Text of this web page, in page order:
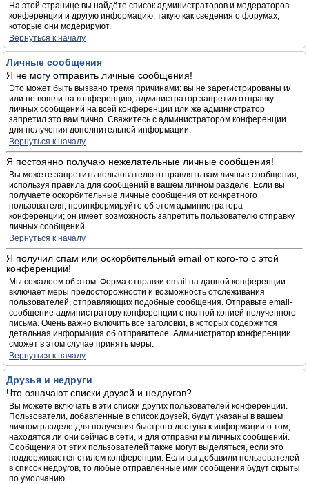
На этой странице вы найдёте список администраторов и модераторов
конференции и другую информацию, такую как сведения о форумах,
которые они модерируют.
Вернуться к началу
Личные сообщения
Я не могу отправить личные сообщения!
Это может быть вызвано тремя причинами: вы не зарегистрированы и/
или не вошли на конференцию, администратор запретил отправку
личных сообщений на всей конференции или же администратор
запретил это вам лично. Свяжитесь с администратором конференции
для получения дополнительной информации.
Вернуться к началу
Я постоянно получаю нежелательные личные сообщения!
Вы можете запретить пользователю отправлять вам личные сообщения,
используя правила для сообщений в вашем личном разделе. Если вы
получаете оскорбительные личные сообщения от конкретного
пользователя, проинформируйте об этом администратора
конференции; он имеет возможность запретить пользователю отправку
личных сообщений.
Вернуться к началу
Я получил спам или оскорбительный email от кого-то с этой
конференции!
Мы сожалеем об этом. Форма отправки email на данной конференции
включает меры предосторожности и возможность отслеживания
пользователей, отправляющих подобные сообщения. Отправьте email-
сообщение администратору конференции с полной копией полученного
письма. Очень важно включить все заголовки, в которых содержится
детальная информация об отправителе. Администратор конференции
сможет в этом случае принять меры.
Вернуться к началу
Друзья и недруги
Что означают списки друзей и недругов?
Вы можете включать в эти списки других пользователей конференции.
Пользователи, добавленные в список друзей, будут указаны в вашем
личном разделе для получения быстрого доступа к информации о том,
находятся ли они сейчас в сети, и для отправки им личных сообщений.
Сообщения от этих пользователей также могут выделяться, если это
поддерживается стилем конференции. Если вы добавили пользователей
в список недругов, то любые отправленные ими сообщения будут скрыты
по умолчанию.